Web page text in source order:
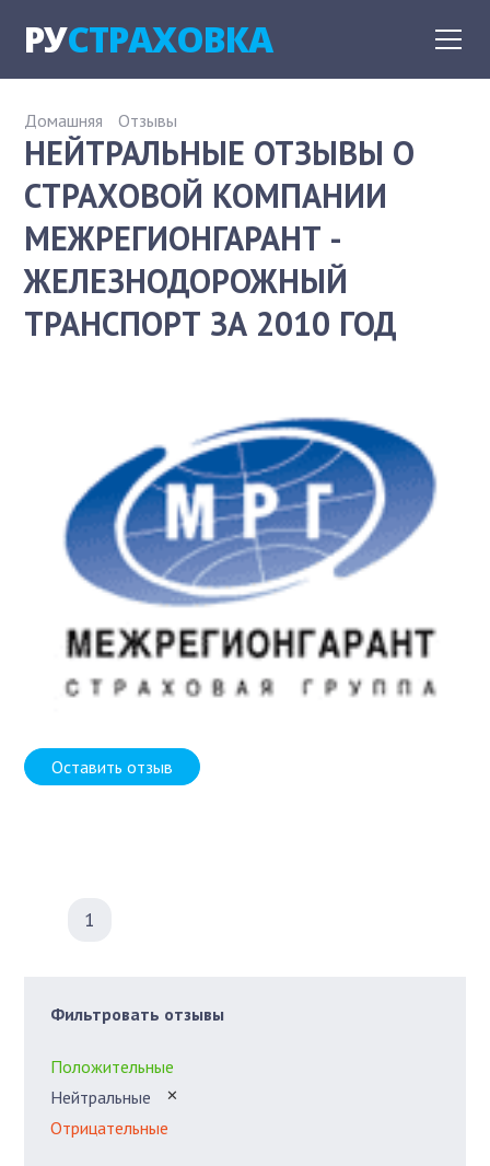
РУСТРАХОВКА
Домашняя Отзывы
НЕЙТРАЛЬНЫЕ ОТЗЫВЫ О
СТРАХОВОЙ КОМПАНИИ
МЕЖРЕГИОНГАРАНТ -
ЖЕЛЕЗНОДОРОЖНЫЙ
ТРАНСПОРТ ЗА 2010 ГОД
Оставить отзыв
1
Фильтровать отзывы
Положительные
Нейтральные
✕
Отрицательные